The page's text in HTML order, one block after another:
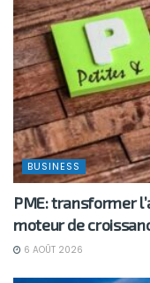
BUSINESS
PME: transformer
moteur de
6 AOÛT 2026